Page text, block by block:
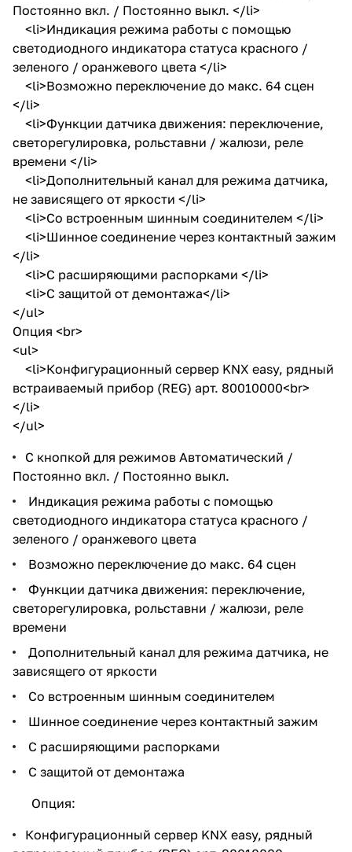
Постоянно вкл. / Постоянно выкл. </li>
<li>Индикация режима работы с помощью
светодиодного индикатора статуса красного /
зеленого / оранжевого цвета </li>
<li>Возможно переключение до макс. 64 сцен
</li>
<li>Функции датчика движения: переключение,
светорегулировка, рольставни / жалюзи, реле
времени </li>
<li>Дополнительный канал для режима датчика,
не зависящего от яркости </li>
<li>Со встроенным шинным соединителем </li>
<li>Шинное соединение через контактный зажим
</li>
<li>С расширяющими распорками </li>
<li>С защитой от демонтажа</li>
</ul>
Опция <br>
<ul>
<li>Конфигурационный сервер KNX easy, рядный
встраиваемый прибор (REG) арт. 80010000<br>
</li>
</ul>
С кнопкой для режимов Автоматический /
Постоянно вкл. / Постоянно выкл.
Индикация режима работы с помощью
светодиодного индикатора статуса красного /
зеленого / оранжевого цвета
Возможно переключение до макс. 64 сцен
Функции датчика движения: переключение,
светорегулировка, рольставни / жалюзи, реле
времени
Дополнительный канал для режима датчика, не
зависящего от яркости
Со встроенным шинным соединителем
Шинное соединение через контактный зажим
С расширяющими распорками
С защитой от демонтажа
Опция:
Конфигурационный сервер KNX easy, рядный